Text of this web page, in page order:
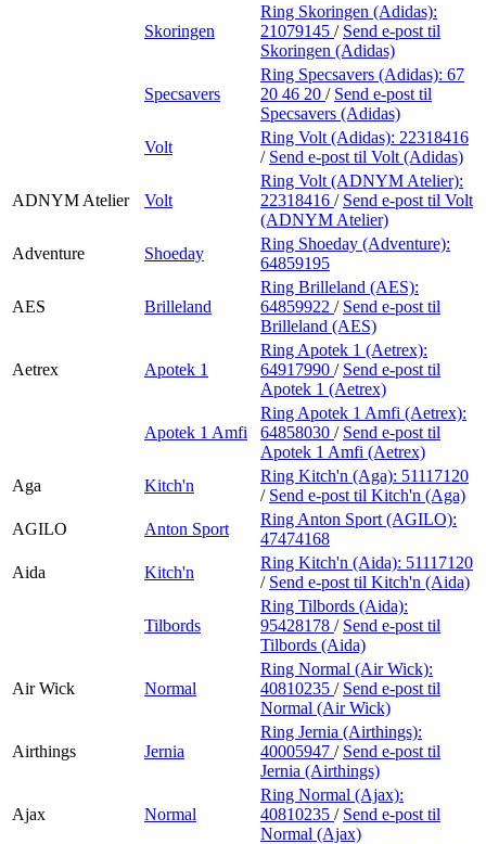
Skoringen
Ring Skoringen (Adidas):
21079145 / Send e-post til
Skoringen (Adidas)
Specsavers
Ring Specsavers (Adidas): 67
20 46 20 / Send e-post til
Specsavers (Adidas)
Volt
Ring Volt (Adidas): 22318416
/ Send e-post til Volt (Adidas)
ADNYM Atelier Volt
Ring Volt (ADNYM Atelier):
22318416 / Send e-post til Volt
(ADNYM Atelier)
Adventure
Shoeday
Ring Shoeday (Adventure):
64859195
AES Brilleland
Ring Brilleland (AES):
64859922 / Send e-post til
Brilleland (AES)
Aetrex Apotek 1
Ring Apotek 1 (Aetrex):
64917990 / Send e-post til
Apotek 1 (Aetrex)
Apotek 1 Amfi
Ring Apotek 1 Amfi (Aetrex):
64858030 / Send e-post til
Apotek 1 Amfi (Aetrex)
Aga
Kitch'n
Ring Kitch'n (Aga): 51117120
/ Send e-post til Kitch'n (Aga)
AGILO
Anton Sport
Ring Anton Sport (AGILO):
47474168
Aida
Kitch'n
Ring Kitch'n (Aida): 51117120
/ Send e-post til Kitch'n (Aida)
Tilbords
Ring Tilbords (Aida):
95428178 / Send e-post til
Tilbords (Aida)
Air Wick Normal
Ring Normal (Air Wick):
40810235 / Send e-post til
Normal (Air Wick)
Airthings Jernia
Ring Jernia (Airthings):
40005947 / Send e-post til
Jernia (Airthings)
Ajax Normal
Ring Normal (Ajax):
40810235 / Send e-post til
Normal (Ajax)